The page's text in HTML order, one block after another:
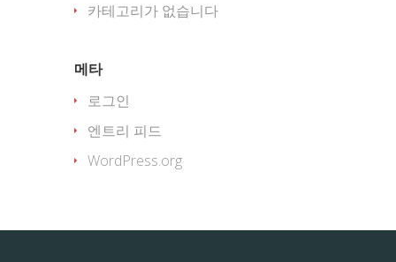
카테고리가 없습니다
메타
로그인
엔트리 피드
WordPress.org